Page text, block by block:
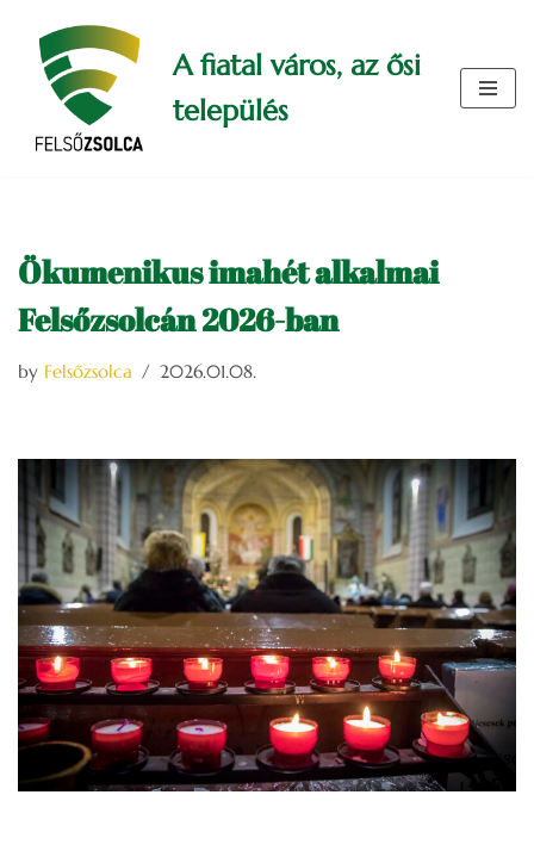
Skip
content
A fiatal város, az ősi
település
Ökumenikus imahét alkalmai
Felsőzsolcán 2026-ban
by Felsőzsolca 2026.01.08.